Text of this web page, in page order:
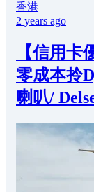
香港
2 years ago
【信用
零成本拎
喇叭/